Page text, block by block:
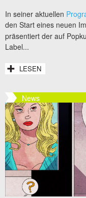
In seiner aktuellen
den Start eines neuen
präsentiert der auf
Label...
LESEN
News